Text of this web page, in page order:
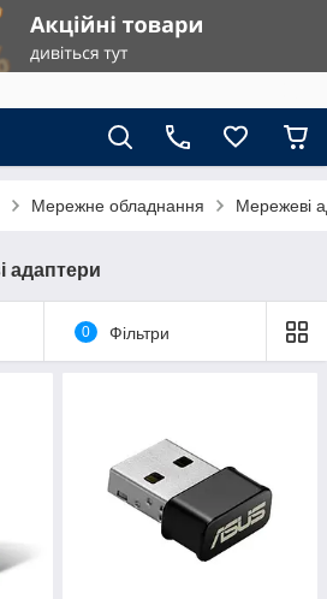
Мережне обладнання Мережеві
адаптери
0 Фільтри